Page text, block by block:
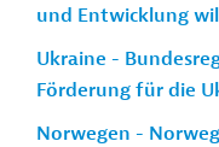
und Entwicklung
Ukraine -
Förderung für die
Norwegen -